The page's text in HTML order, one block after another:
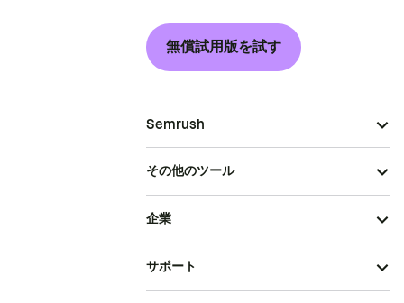
無償試用版を試す
Semrush
その他のツール
企業
サポート